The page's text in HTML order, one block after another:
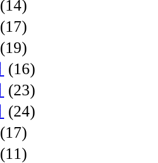
(14)
(17)
(19)
(16)
(23)
(24)
(17)
(11)